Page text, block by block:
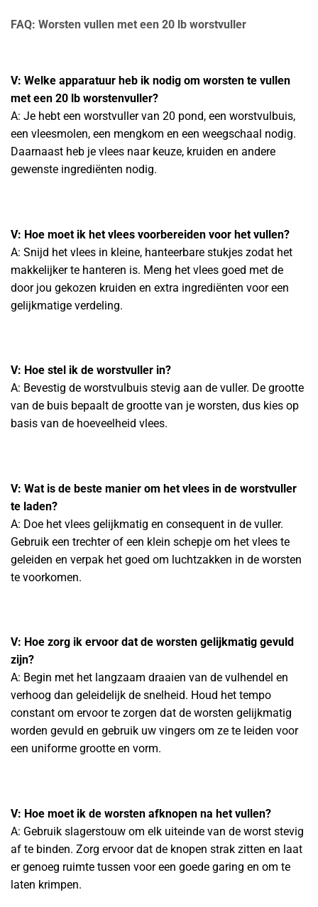
FAQ: Worsten vullen met een 20 lb worstvuller
V: Welke apparatuur heb ik nodig om worsten te vullen
met een 20 lb worstenvuller?
A: Je hebt een worstvuller van 20 pond, een worstvulbuis,
een vleesmolen, een mengkom en een weegschaal nodig.
Daarnaast heb je vlees naar keuze, kruiden en andere
gewenste ingrediënten nodig.
V: Hoe moet ik het vlees voorbereiden voor het vullen?
A: Snijd het vlees in kleine, hanteerbare stukjes zodat het
makkelijker te hanteren is. Meng het vlees goed met de
door jou gekozen kruiden en extra ingrediënten voor een
gelijkmatige verdeling.
V: Hoe stel ik de worstvuller in?
A: Bevestig de worstvulbuis stevig aan de vuller. De grootte
van de buis bepaalt de grootte van je worsten, dus kies op
basis van de hoeveelheid vlees.
V: Wat is de beste manier om het vlees in de worstvuller
te laden?
A: Doe het vlees gelijkmatig en consequent in de vuller.
Gebruik een trechter of een klein schepje om het vlees te
geleiden en verpak het goed om luchtzakken in de worsten
te voorkomen.
V: Hoe zorg ik ervoor dat de worsten gelijkmatig gevuld
zijn?
A: Begin met het langzaam draaien van de vulhendel en
verhoog dan geleidelijk de snelheid. Houd het tempo
constant om ervoor te zorgen dat de worsten gelijkmatig
worden gevuld en gebruik uw vingers om ze te leiden voor
een uniforme grootte en vorm.
V: Hoe moet ik de worsten afknopen na het vullen?
A: Gebruik slagerstouw om elk uiteinde van de worst stevig
af te binden. Zorg ervoor dat de knopen strak zitten en laat
er genoeg ruimte tussen voor een goede garing en om te
laten krimpen.